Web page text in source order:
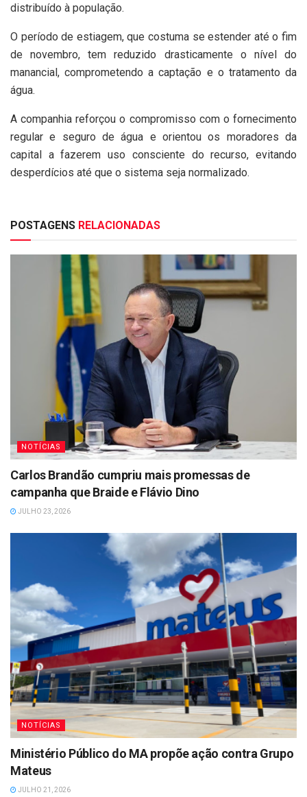
distribuído à população.
O período de estiagem, que costuma se estender até o fim
de novembro, tem reduzido drasticamente o nível do
manancial, comprometendo a captação e o tratamento da
água.
A companhia reforçou o compromisso com o fornecimento
regular e seguro de água e orientou os moradores da
capital a fazerem uso consciente do recurso, evitando
desperdícios até que o sistema seja normalizado.
POSTAGENS RELACIONADAS
NOTÍCIAS
Carlos Brandão cumpriu mais promessas de
campanha que Braide e Flávio Dino
JULHO 23, 2026
NOTÍCIAS
Ministério Público do MA propõe ação contra Grupo
Mateus
JULHO 21, 2026